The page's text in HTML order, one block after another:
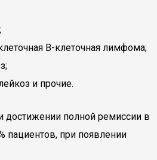
В-клеточная лимфома;
и прочие.
достижении полной ремиссии в
пациентов, при появлении